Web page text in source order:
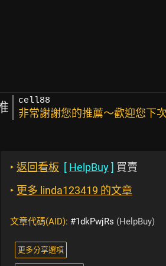
cell88
非常謝謝您的推薦～歡迎您下
‣ 返回看板 [ HelpBuy] 買賣
‣ 更多 linda123419 的文章
文章代碼(AID): #1dkPwjRs (HelpBuy)
更多分享選項